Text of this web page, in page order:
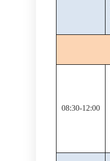
08:30-12:00